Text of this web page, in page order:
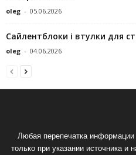
oleg - 05.06.2026
Сайлентблоки і втулки для
oleg - 04.06.2026
Любая перепечатка
только при указании источника и